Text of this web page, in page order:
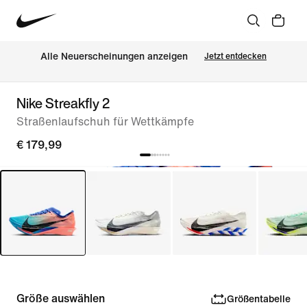
Alle Neuerscheinungen anzeigen Jetzt entdecken
Nike Streakfly 2
Straßenlaufschuh für Wettkämpfe
€ 179,99
Größe auswählen Größentabelle